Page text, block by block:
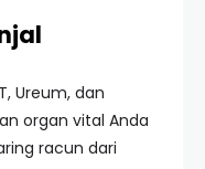
Ureum, dan
organ vital Anda
racun dari